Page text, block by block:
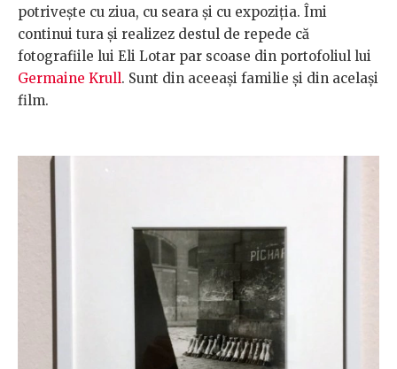
potriveşte cu ziua, cu seara şi cu expoziţia. Îmi
continui tura şi realizez destul de repede că
fotografiile lui Eli Lotar par scoase din portofoliul lui
Germaine Krull. Sunt din aceeaşi familie şi din acelaşi
film.